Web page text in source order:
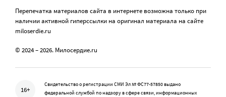
Перепечатка материалов сайта в интернете возможна только при
наличии активной гиперссылки на оригинал материала на сайте
miloserdie.ru
© 2024 – 2026. Милосердие.ru
16+
Свидетельство о регистрации СМИ Эл № ФС77-57850 выдано
федеральной службой по надзору в сфере связи, информационных